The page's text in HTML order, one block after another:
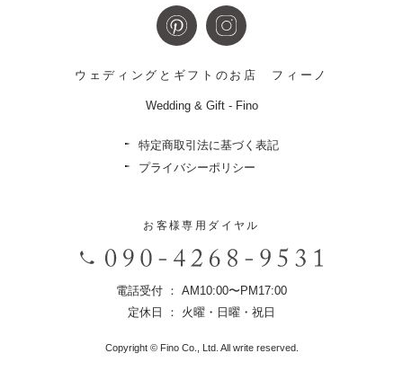
ウェディングとギフトのお店 フィーノ
Wedding & Gift - Fino
特定商取引法に基づく表記
プライバシーポリシー
お客様専用ダイヤル
電話受付 ： AM10:00〜PM17:00
定休日 ： 火曜・日曜・祝日
Copyright © Fino Co., Ltd. All write reserved.